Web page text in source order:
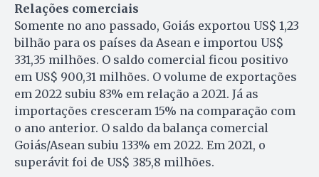
Relações comerciais
Somente no ano passado, Goiás exportou US$ 1,23
bilhão para os países da Asean e importou US$
331,35 milhões. O saldo comercial ficou positivo
em US$ 900,31 milhões. O volume de exportações
em 2022 subiu 83% em relação a 2021. Já as
importações cresceram 15% na comparação com
o ano anterior. O saldo da balança comercial
Goiás/Asean subiu 133% em 2022. Em 2021, o
superávit foi de US$ 385,8 milhões.